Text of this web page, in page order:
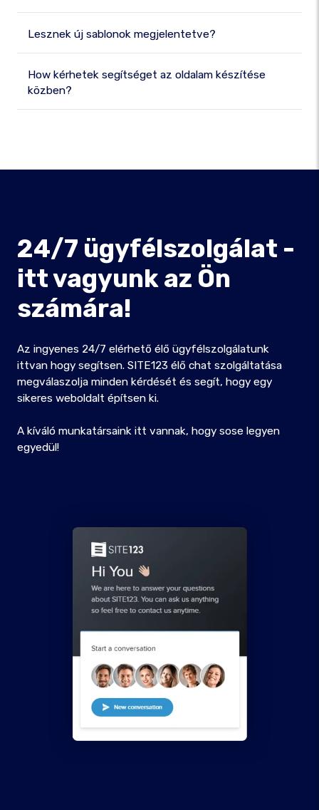
Lesznek új sablonok megjelentetve?
How kérhetek segítséget az oldalam készítése
közben?
24/7 ügyfélszolgálat -
itt vagyunk az Ön
számára!
Az ingyenes 24/7 elérhető élő ügyfélszolgálatunk
ittvan hogy segítsen. SITE123 élő chat szolgáltatása
megválaszolja minden kérdését és segít, hogy egy
sikeres weboldalt építsen ki.
A kíváló munkatársaink itt vannak, hogy sose legyen
egyedül!